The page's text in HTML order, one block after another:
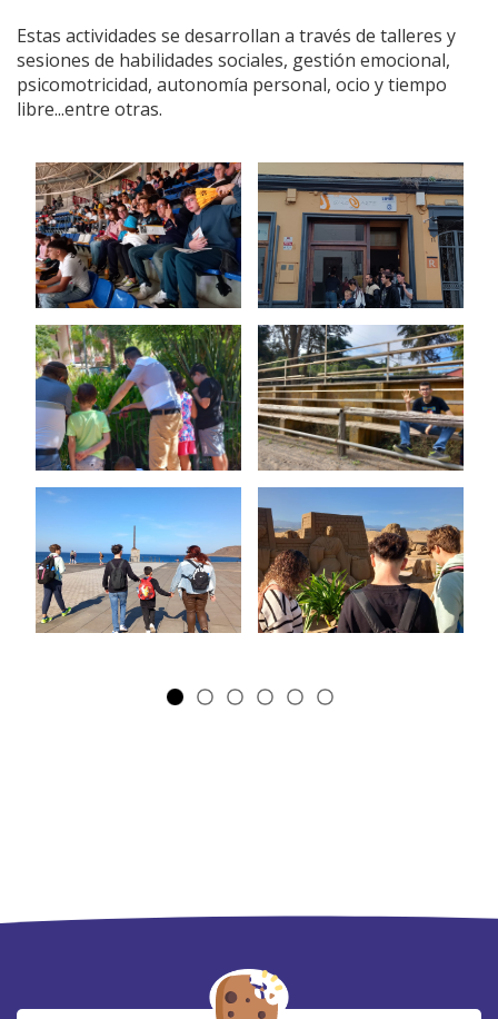
Estas actividades se desarrollan a través de talleres y
sesiones de habilidades sociales, gestión emocional,
psicomotricidad, autonomía personal, ocio y tiempo
libre...entre otras.